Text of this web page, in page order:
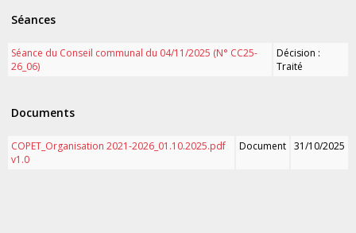
Séances
Séance du Conseil communal du 04/11/2025 (N° CC25-
26_06)
Décision :
Traité
Documents
COPET_Organisation 2021-2026_01.10.2025.pdf
v1.0
Document 31/10/2025